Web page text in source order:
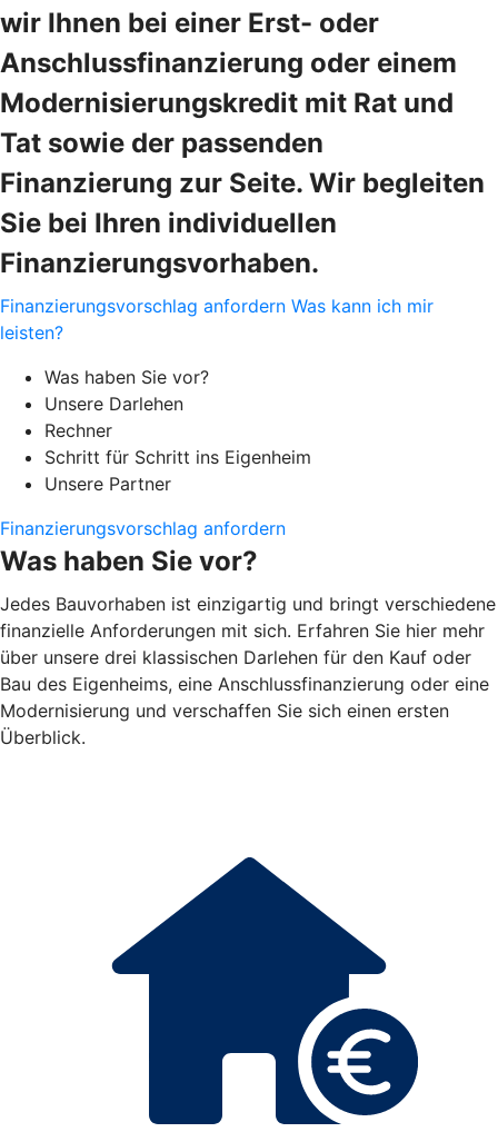
wir Ihnen bei einer Erst- oder
Anschlussfinanzierung oder einem
Modernisierungskredit mit Rat und
Tat sowie der passenden
Finanzierung zur Seite. Wir begleiten
Sie bei Ihren individuellen
Finanzierungsvorhaben.
Finanzierungsvorschlag anfordern Was kann ich mir
leisten?
Was haben Sie vor?
Unsere Darlehen
Rechner
Schritt für Schritt ins Eigenheim
Unsere Partner
Finanzierungsvorschlag anfordern
Was haben Sie vor?
Jedes Bauvorhaben ist einzigartig und bringt verschiedene
finanzielle Anforderungen mit sich. Erfahren Sie hier mehr
über unsere drei klassischen Darlehen für den Kauf oder
Bau des Eigenheims, eine Anschlussfinanzierung oder eine
Modernisierung und verschaffen Sie sich einen ersten
Überblick.